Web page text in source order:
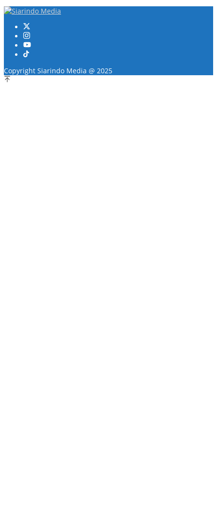
Copyright Siarindo Media @ 2025